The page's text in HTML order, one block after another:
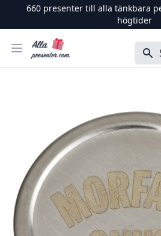
660presenter till alla tänkbara
högtider
Öppna menyn
Alla Presenter Sök